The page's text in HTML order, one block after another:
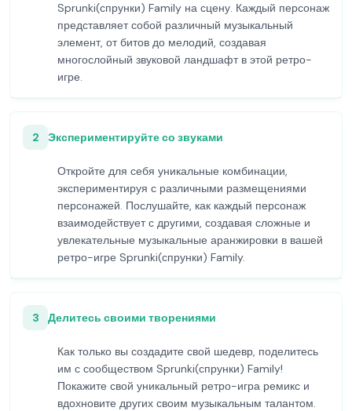
Sprunki(спрунки) Family на сцену. Каждый персонаж
представляет собой различный музыкальный
элемент, от битов до мелодий, создавая
многослойный звуковой ландшафт в этой ретро-
игре.
2 Экспериментируйте со звуками
Откройте для себя уникальные комбинации,
экспериментируя с различными размещениями
персонажей. Послушайте, как каждый персонаж
взаимодействует с другими, создавая сложные и
увлекательные музыкальные аранжировки в вашей
ретро-игре Sprunki(спрунки) Family.
3 Делитесь своими творениями
Как только вы создадите свой шедевр, поделитесь
им с сообществом Sprunki(спрунки) Family!
Покажите свой уникальный ретро-игра ремикс и
вдохновите других своим музыкальным талантом.